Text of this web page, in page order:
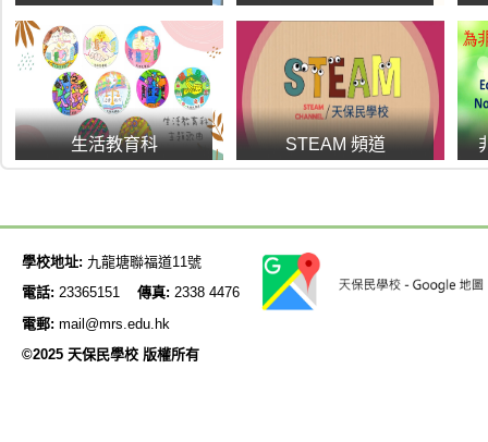
生活教育科 STEAM 頻道
學校地址: 九龍塘聯福道11號
電話: 23365151 傳真: 2338 4476
電郵: mail@mrs.edu.hk
©2025 天保民學校 版權所有